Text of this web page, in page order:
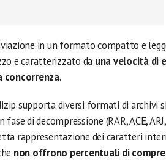
in un formato compatto e
e caratterizzato da una velocità di
concorrenza.
supporta diversi formati di archivi
fase di decompressione (RAR, ACE,
rappresentazione dei caratteri
non offrono percentuali di